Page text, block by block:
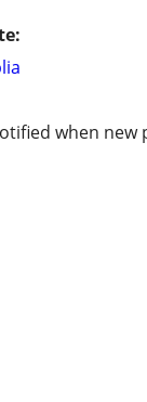
when new